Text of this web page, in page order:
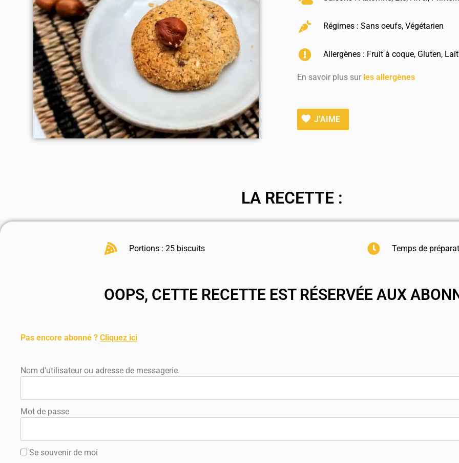
Régimes :Sans oeufs,Végétarien
Allergènes : Fruit à coque, Gluten, Lait
En savoir plus sur les allergènes
J’AIME
LA RECETTE :
Portions : 25 biscuits Temps de
OOPS, CETTE RECETTE EST RÉSERVÉE AUX
Pas encore abonné ? Cliquez ici
Nom d'utilisateur ou adresse de messagerie.
Mot de passe
Se souvenir de moi